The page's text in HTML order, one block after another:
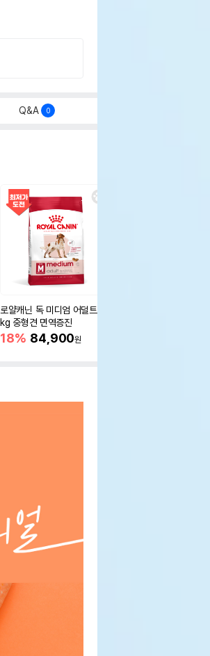
Q&A 0
로얄캐닌 독 미디엄 어덜트 10
kg 중형견 면역증진
18% 84,900원